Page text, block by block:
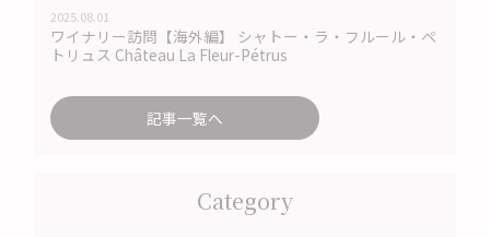
2025.08.01
ワイナリー訪問【海外編】 シャトー・ラ・フルール・ペ
トリュス Château La Fleur-Pétrus
記事一覧へ
Category